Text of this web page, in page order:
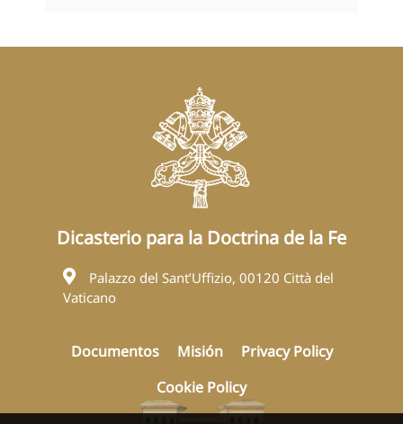
Dicasterio para la Doctrina de la Fe
Palazzo del Sant’Uffizio, 00120 Città del
Vaticano
Documentos Misión
Privacy Policy
Cookie Policy